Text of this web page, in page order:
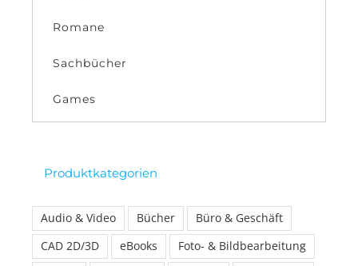
Romane
Sachbücher
Games
Produktkategorien
Audio & Video Bücher
Büro & Geschäft
CAD 2D/3D
eBooks
Foto- & Bildbearbeitung